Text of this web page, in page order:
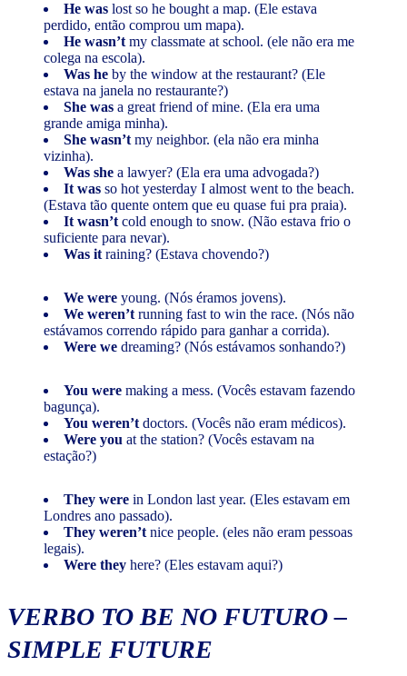
He was lost so he bought a map. (Ele estava
perdido, então comprou um mapa).
He wasn’t my classmate at school. (ele não era me
colega na escola).
Was he by the window at the restaurant? (Ele
estava na janela no restaurante?)
She was a great friend of mine. (Ela era uma
grande amiga minha).
She wasn’t my neighbor. (ela não era minha
vizinha).
Was she a lawyer? (Ela era uma advogada?)
It was so hot yesterday I almost went to the beach.
(Estava tão quente ontem que eu quase fui pra praia).
It wasn’t cold enough to snow. (Não estava frio o
suficiente para nevar).
Was it raining? (Estava chovendo?)
We were young. (Nós éramos jovens).
We weren’t running fast to win the race. (Nós não
estávamos correndo rápido para ganhar a corrida).
Were we dreaming? (Nós estávamos sonhando?)
You were making a mess. (Vocês estavam fazendo
bagunça).
You weren’t doctors. (Vocês não eram médicos).
Were you at the station? (Vocês estavam na
estação?)
They were in London last year. (Eles estavam em
Londres ano passado).
They weren’t nice people. (eles não eram pessoas
legais).
Were they here? (Eles estavam aqui?)
VERBO TO BE NO FUTURO –
SIMPLE FUTURE